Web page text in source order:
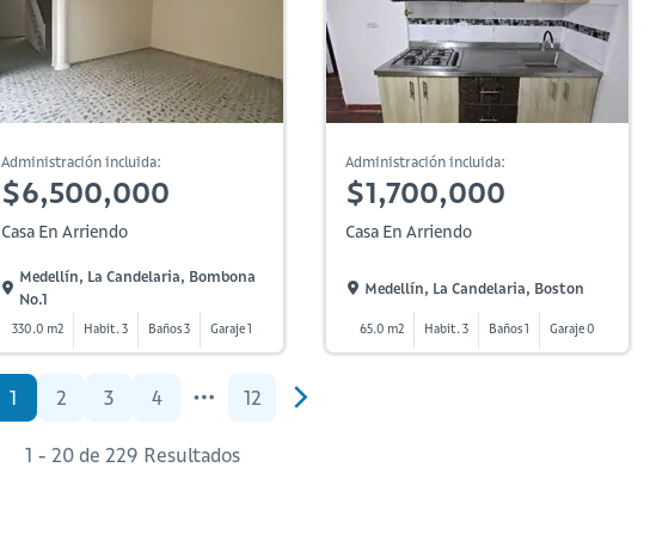
Administración incluida:
$6,500,000
Casa En Arriendo
Medellín, La Candelaria, Bombona
No.1
330.0 m2 Habit. 3 Baños 3 Garaje 1
Administración incluida:
$1,700,000
Casa En Arriendo
Medellín, La Candelaria, Boston
65.0 m2 Habit. 3 Baños 1 Garaje 0
1 2 3 4 12
1 - 20 de 229 Resultados